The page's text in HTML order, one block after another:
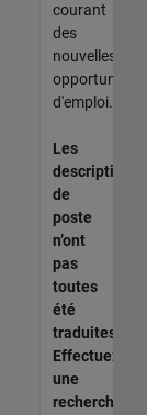
courant
des
nouvelles
opportunités
d'emploi.
Les
descriptions
de
poste
n’ont
pas
toutes
été
traduites.
Effectuez
une
recherche